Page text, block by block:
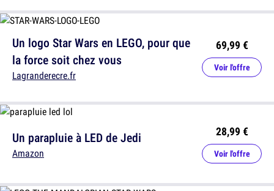
Un parapluie à LED de Jedi
Amazon
28,99 €
Voir l'offre
Un logo Star Wars en LEGO, pour que
la force soit chez vous
Lagranderecre.fr
69,99 €
Voir l'offre